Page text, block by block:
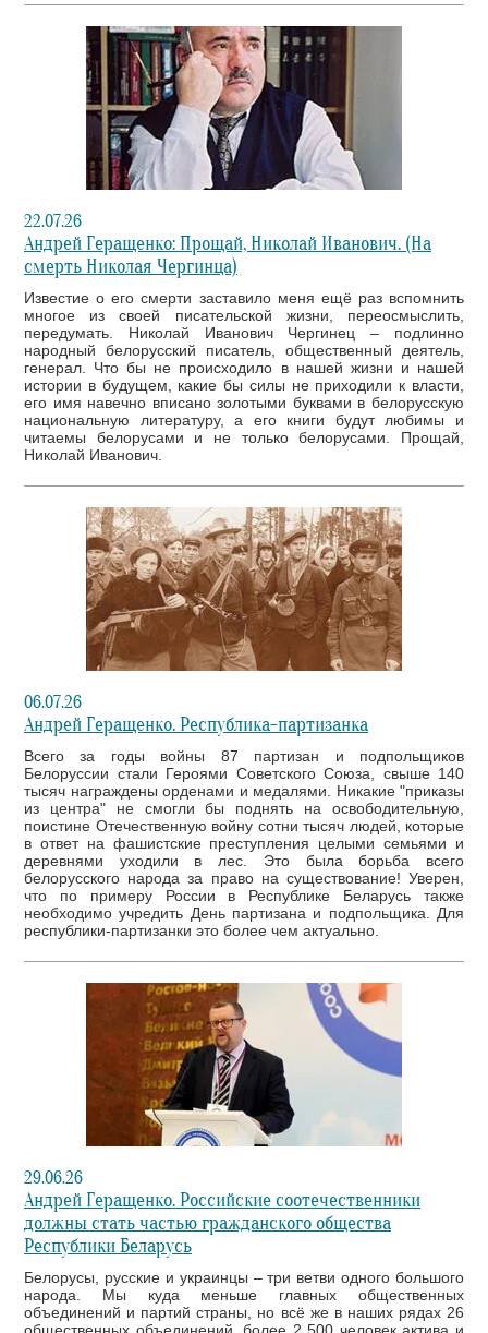
22.07.26
Андрей Геращенко: Прощай, Николай Иванович. (На
смерть Николая Чергинца)
Известие о его смерти заставило меня ещё раз вспомнить
многое из своей писательской жизни, переосмыслить,
передумать. Николай Иванович Чергинец – подлинно
народный белорусский писатель, общественный деятель,
генерал. Что бы не происходило в нашей жизни и нашей
истории в будущем, какие бы силы не приходили к власти,
его имя навечно вписано золотыми буквами в белорусскую
национальную литературу, а его книги будут любимы и
читаемы белорусами и не только белорусами. Прощай,
Николай Иванович.
06.07.26
Андрей Геращенко. Республика-партизанка
Всего за годы войны 87 партизан и подпольщиков
Белоруссии стали Героями Советского Союза, свыше 140
тысяч награждены орденами и медалями. Никакие "приказы
из центра" не смогли бы поднять на освободительную,
поистине Отечественную войну сотни тысяч людей, которые
в ответ на фашистские преступления целыми семьями и
деревнями уходили в лес. Это была борьба всего
белорусского народа за право на существование! Уверен,
что по примеру России в Республике Беларусь также
необходимо учредить День партизана и подпольщика. Для
республики-партизанки это более чем актуально.
29.06.26
Андрей Геращенко. Российские соотечественники
должны стать частью гражданского общества
Республики Беларусь
Белорусы, русские и украинцы – три ветви одного большого
народа. Мы куда меньше главных общественных
объединений и партий страны, но всё же в наших рядах 26
общественных объединений, более 2 500 человек актива и